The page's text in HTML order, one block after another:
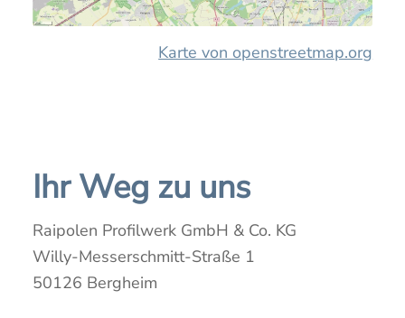
Karte von openstreetmap.org
Ihr Weg zu uns
Raipolen Profilwerk GmbH & Co. KG
Willy-Messerschmitt-Straße 1
50126 Bergheim